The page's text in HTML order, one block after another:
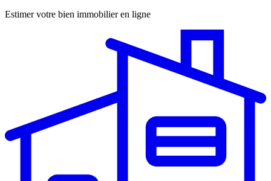
Estimer votre bien immobilier en ligne